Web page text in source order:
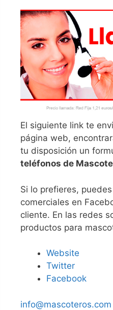
El siguiente link te
página web,
tu disposición un
teléfonos de
Si lo prefieres,
comerciales en
cliente. En las redes
productos para
Website
Twitter
Facebook
info@mascoteros.com